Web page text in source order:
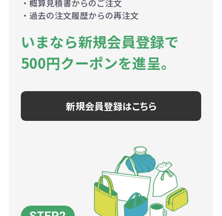
・概算見積書からのご注文
・過去の注文履歴からの再注文
いまなら新規会員登録で
500円クーポンを進呈。
新規会員登録はこちら